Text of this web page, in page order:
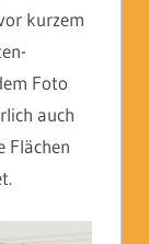
kurzem
Foto
auch
Flächen